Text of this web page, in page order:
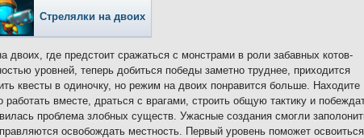
Стрелялки на двоих
двоих, где предстоит сражаться с монстрами в роли забавных котов-
уровней, теперь добиться победы заметно труднее, приходится
квесты в одиночку, но режим на двоих понравится больше. Находите
вместе, драться с врагами, строить общую тактику и
проблема злобных существ. Ужасные создания смогли
освобождать местность. Первый уровень поможет